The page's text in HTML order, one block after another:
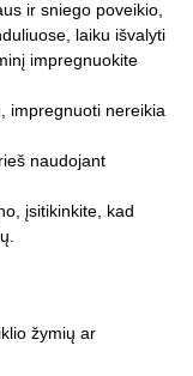
ir sniego poveikio,
laiku išvalyti
impregnuokite
impregnuoti nereikia
naudojant
įsitikinkite, kad
žymių ar